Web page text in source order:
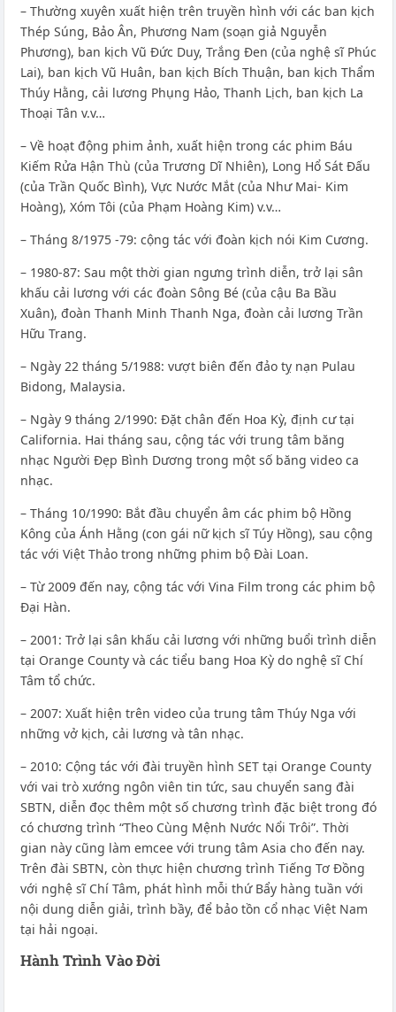
– Thường xuyên xuất hiện trên truyền hình với các ban kịch
Thép Súng, Bảo Ân, Phương Nam (soạn giả Nguyễn
Phương), ban kịch Vũ Đức Duy, Trắng Đen (của nghệ sĩ Phúc
Lai), ban kịch Vũ Huân, ban kịch Bích Thuận, ban kịch Thẩm
Thúy Hằng, cải lương Phụng Hảo, Thanh Lịch, ban kịch La
Thoại Tân v.v…
– Về hoạt động phim ảnh, xuất hiện trong các phim Báu
Kiếm Rửa Hận Thù (của Trương Dĩ Nhiên), Long Hổ Sát Đấu
(của Trần Quốc Bình), Vực Nước Mắt (của Như Mai- Kim
Hoàng), Xóm Tôi (của Phạm Hoàng Kim) v.v…
– Tháng 8/1975 -79: cộng tác với đoàn kịch nói Kim Cương.
– 1980-87: Sau một thời gian ngưng trình diễn, trở lại sân
khấu cải lương với các đoàn Sông Bé (của cậu Ba Bầu
Xuân), đoàn Thanh Minh Thanh Nga, đoàn cải lương Trần
Hữu Trang.
– Ngày 22 tháng 5/1988: vượt biên đến đảo tỵ nạn Pulau
Bidong, Malaysia.
– Ngày 9 tháng 2/1990: Đặt chân đến Hoa Kỳ, định cư tại
California. Hai tháng sau, cộng tác với trung tâm băng
nhạc Người Đẹp Bình Dương trong một số băng video ca
nhạc.
– Tháng 10/1990: Bắt đầu chuyển âm các phim bộ Hồng
Kông của Ánh Hằng (con gái nữ kịch sĩ Túy Hồng), sau cộng
tác với Việt Thảo trong những phim bộ Đài Loan.
– Từ 2009 đến nay, cộng tác với Vina Film trong các phim bộ
Đại Hàn.
– 2001: Trở lại sân khấu cải lương với những buổi trình diễn
tại Orange County và các tiểu bang Hoa Kỳ do nghệ sĩ Chí
Tâm tổ chức.
– 2007: Xuất hiện trên video của trung tâm Thúy Nga với
những vở kịch, cải lương và tân nhạc.
– 2010: Cộng tác với đài truyền hình SET tại Orange County
với vai trò xướng ngôn viên tin tức, sau chuyển sang đài
SBTN, diễn đọc thêm một số chương trình đặc biệt trong đó
có chương trình “Theo Cùng Mệnh Nước Nổi Trôi”. Thời
gian này cũng làm emcee với trung tâm Asia cho đến nay.
Trên đài SBTN, còn thực hiện chương trình Tiếng Tơ Đồng
với nghệ sĩ Chí Tâm, phát hình mỗi thứ Bẩy hàng tuần với
nội dung diễn giải, trình bầy, để bảo tồn cổ nhạc Việt Nam
tại hải ngoại.
Hành Trình Vào Đời